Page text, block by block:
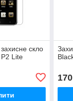
скло
Lite
170